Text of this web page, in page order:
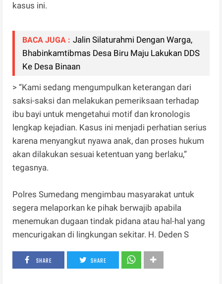
kasus ini.
BACA JUGA : Jalin Silaturahmi Dengan Warga,
Bhabinkamtibmas Desa Biru Maju Lakukan DDS
Ke Desa Binaan
> “Kami sedang mengumpulkan keterangan dari
saksi-saksi dan melakukan pemeriksaan terhadap
ibu bayi untuk mengetahui motif dan kronologis
lengkap kejadian. Kasus ini menjadi perhatian serius
karena menyangkut nyawa anak, dan proses hukum
akan dilakukan sesuai ketentuan yang berlaku,”
tegasnya.
Polres Sumedang mengimbau masyarakat untuk
segera melaporkan ke pihak berwajib apabila
menemukan dugaan tindak pidana atau hal-hal yang
mencurigakan di lingkungan sekitar. H. Deden S
SHARE SHARE